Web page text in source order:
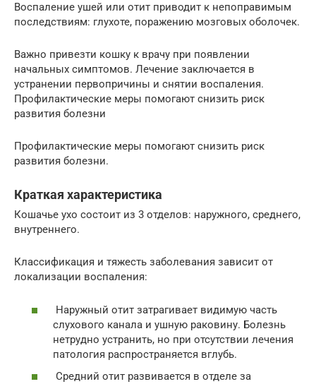
Воспаление ушей или отит приводит к непоправимым
последствиям: глухоте, поражению мозговых оболочек.
Важно привезти кошку к врачу при появлении
начальных симптомов. Лечение заключается в
устранении первопричины и снятии воспаления.
Профилактические меры помогают снизить риск
развития болезни
Профилактические меры помогают снизить риск
развития болезни.
Краткая характеристика
Кошачье ухо состоит из 3 отделов: наружного, среднего,
внутреннего.
Классификация и тяжесть заболевания зависит от
локализации воспаления:
Наружный отит затрагивает видимую часть
слухового канала и ушную раковину. Болезнь
нетрудно устранить, но при отсутствии лечения
патология распространяется вглубь.
Средний отит развивается в отделе за